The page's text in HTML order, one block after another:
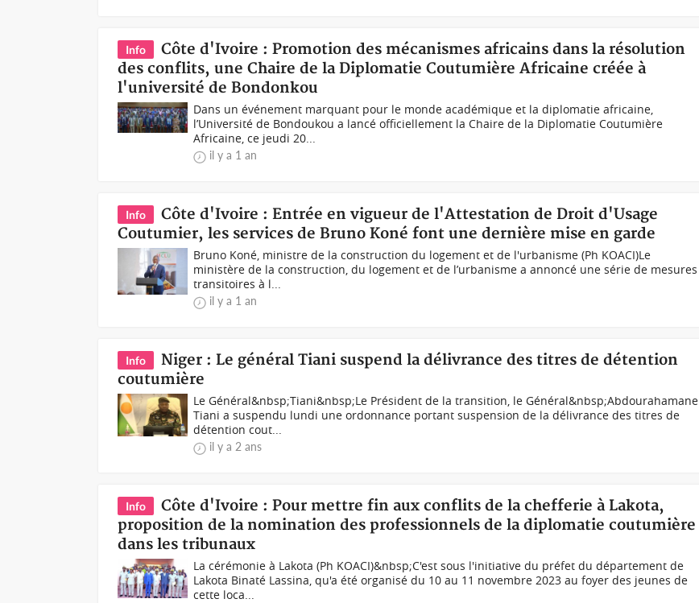
Info
Côte d'Ivoire : Promotion des mécanismes africains dans la résolution
des conflits, une Chaire de la Diplomatie Coutumière Africaine créée à
l'université de Bondonkou
Dans un événement marquant pour le monde académique et la diplomatie africaine,
l’Université de Bondoukou a lancé officiellement la Chaire de la Diplomatie Coutumière
Africaine, ce jeudi 20...
il y a 1 an
Info
Côte d'Ivoire : Entrée en vigueur de l'Attestation de Droit d'Usage
Coutumier, les services de Bruno Koné font une dernière mise en garde
Bruno Koné, ministre de la construction du logement et de l'urbanisme (Ph KOACI)Le
ministère de la construction, du logement et de l’urbanisme a annoncé une série de mesures
transitoires à l...
il y a 1 an
Info
Niger : Le général Tiani suspend la délivrance des titres de détention
coutumière
Le Général&nbsp;Tiani&nbsp;Le Président de la transition, le Général&nbsp;Abdourahamane
Tiani a suspendu lundi une ordonnance portant suspension de la délivrance des titres de
détention cout...
il y a 2 ans
Info
Côte d'Ivoire : Pour mettre fin aux conflits de la chefferie à Lakota,
proposition de la nomination des professionnels de la diplomatie coutumière
dans les tribunaux
La cérémonie à Lakota (Ph KOACI)&nbsp;C'est sous l'initiative du préfet du département de
Lakota Binaté Lassina, qu'a été organisé du 10 au 11 novembre 2023 au foyer des jeunes de
cette loca...